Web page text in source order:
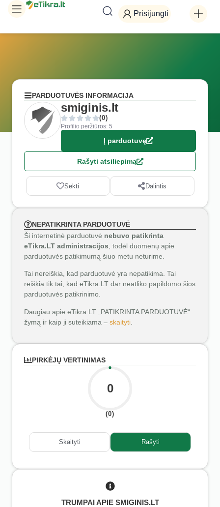
Prisijungti
PARDUOTUVĖS INFORMACIJA
smiginis.lt
(0)
Profilio peržiūros: 5
Į parduotuvę
Rašyti atsiliepimą
Sekti Dalintis
NEPATIKRINTA PARDUOTUVĖ
Ši internetinė parduotuvė nebuvo patikrinta
eTikra.LT administracijos , todėl duomenų apie
parduotuvės patikimumą šiuo metu neturime.
Tai nereiškia, kad parduotuvė yra nepatikima. Tai
reiškia tik tai, kad eTikra.LT dar neatliko papildomo šios
parduotuvės patikrinimo.
Daugiau apie eTikra.LT „PATIKRINTA PARDUOTUVĖ“
žymą ir kaip ji suteikiama – skaityti
PIRKĖJŲ VERTINIMAS
0
(0)
Skaityti Rašyti
TRUMPAI APIE SMIGINIS.LT